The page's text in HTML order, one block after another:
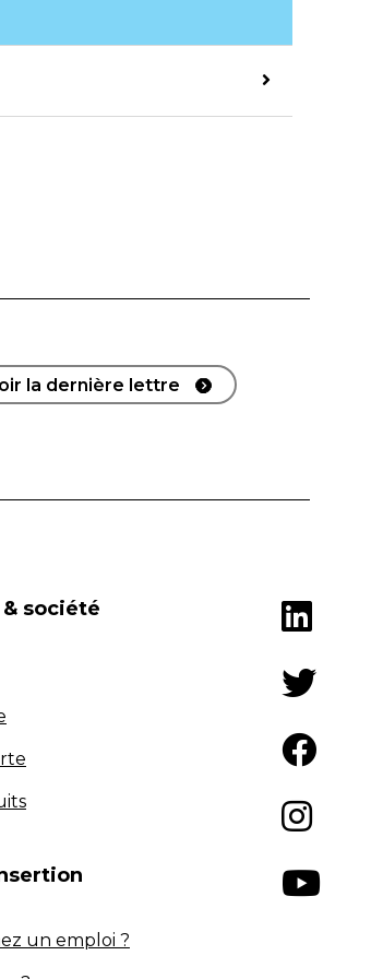
la dernière lettre
société
un emploi ?